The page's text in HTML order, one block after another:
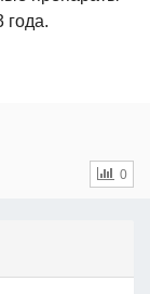
года.
0